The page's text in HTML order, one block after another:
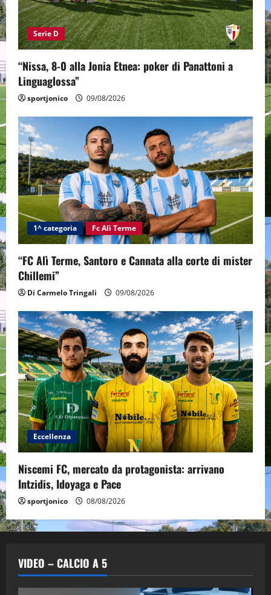
Serie D
“Nissa, 8-0 alla Jonia Etnea: poker di Panattoni a
Linguaglossa”
sportjonico 09/08/2026
1^ categoria Fc Alì Terme
“FC Alì Terme, Santoro e Cannata alla corte di mister
Chillemi”
Di Carmelo Tringali 09/08/2026
Eccellenza
Niscemi FC, mercato da protagonista: arrivano
Intzidis, Idoyaga e Pace
sportjonico 08/08/2026
VIDEO – CALCIO A 5